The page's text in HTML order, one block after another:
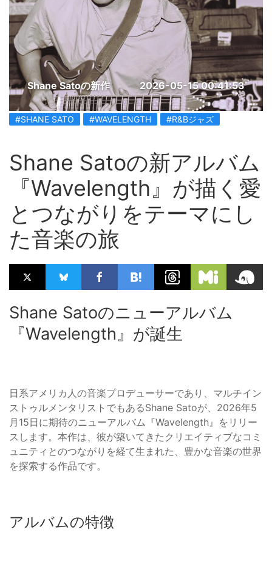
Shane Satoの新作 2026-05-15 00:41:53
#SHANE SATO #WAVELENGTH #R&Bジャズ
Shane Satoの新アルバム
『Wavelength』が描く愛
とつながりをテーマにし
た音楽の旅
Shane Satoのニューアルバム
『Wavelength』が誕生
日系アメリカ人の音楽プロデューサーであり、マルチイン
ストゥルメンタリストでもあるShane Satoが、2026年5
月15日に期待のニューアルバム『Wavelength』をリリー
スします。本作は、彼が築いてきたクリエイティブなコミ
ュニティとのつながりを経て生まれた、豊かな音楽の世界
を探索する作品です。
アルバムの特徴